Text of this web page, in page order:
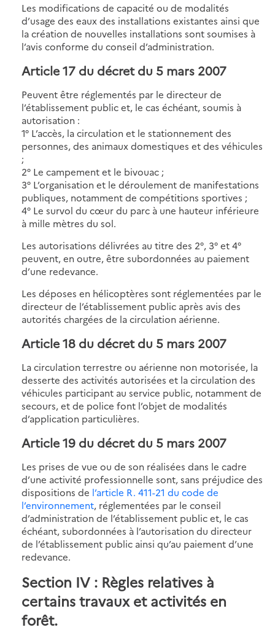
Les modifications de capacité ou de modalités
d’usage des eaux des installations existantes ainsi que
la création de nouvelles installations sont soumises à
l’avis conforme du conseil d’administration.
Article 17 du décret du 5 mars 2007
Peuvent être réglementés par le directeur de
l’établissement public et, le cas échéant, soumis à
autorisation :
1° L’accès, la circulation et le stationnement des
personnes, des animaux domestiques et des véhicules
;
2° Le campement et le bivouac ;
3° L’organisation et le déroulement de manifestations
publiques, notamment de compétitions sportives ;
4° Le survol du cœur du parc à une hauteur inférieure
à mille mètres du sol.
Les autorisations délivrées au titre des 2°, 3° et 4°
peuvent, en outre, être subordonnées au paiement
d’une redevance.
Les déposes en hélicoptères sont réglementées par le
directeur de l’établissement public après avis des
autorités chargées de la circulation aérienne.
Article 18 du décret du 5 mars 2007
La circulation terrestre ou aérienne non motorisée, la
desserte des activités autorisées et la circulation des
véhicules participant au service public, notamment de
secours, et de police font l’objet de modalités
d’application particulières.
Article 19 du décret du 5 mars 2007
Les prises de vue ou de son réalisées dans le cadre
d’une activité professionnelle sont, sans préjudice des
dispositions de l’article R. 411-21 du code de
l’environnement, réglementées par le conseil
d’administration de l’établissement public et, le cas
échéant, subordonnées à l’autorisation du directeur
de l’établissement public ainsi qu’au paiement d’une
redevance.
Section IV : Règles relatives à
certains travaux et activités en
forêt.